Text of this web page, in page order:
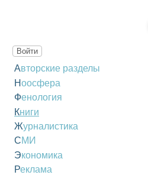
Войти
Авторские разделы
Ноосфера
Фенология
Книги
Журналистика
СМИ
Экономика
Реклама